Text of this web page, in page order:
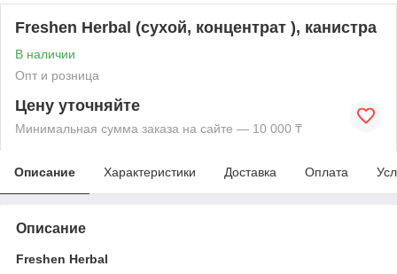
Freshen Herbal (сухой, концентрат ), канистра
В наличии
Опт и розница
Цену уточняйте
Минимальная сумма заказа на сайте — 10 000 ₸
Описание Характеристики Доставка Оплата
Описание
Freshen Herbal